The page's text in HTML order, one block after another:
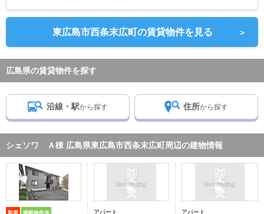
東広島市西条末広町の賃貸物件を見る ＞
広島県の賃貸物件を探す
沿線・駅から探す 住所から探す
シェソワ Ａ棟 広島県東広島市西条末広町周辺の建物情報
新着 掲載物件有
アパート
アパート